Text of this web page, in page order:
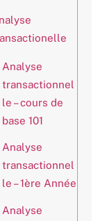
Analyse
transactionnel
le – cours de
base 101
Analyse
transactionnel
le – 1ère Année
Analyse